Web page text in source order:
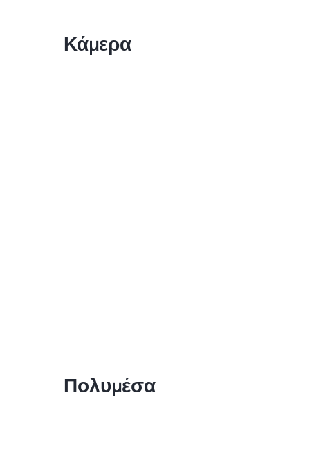
Κάμερα
Πολυμέσα